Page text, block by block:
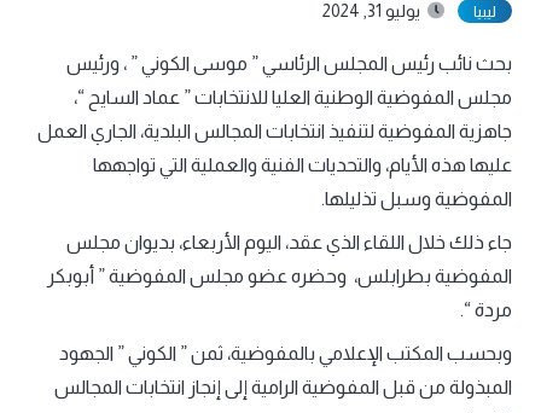
ليبيا يوليو 31, 2024
بحث نائب رئيس المجلس الرئاسي ” موسى الكوني ” ، ورئيس
مجلس المفوضية الوطنية العليا للانتخابات ” عماد السايح “،
جاهزية المفوضية لتنفيذ انتخابات المجالس البلدية، الجاري العمل
عليها هذه الأيام، والتحديات الفنية والعملية التي تواجهها
المفوضية وسبل تذليلها.
جاء ذلك خلال اللقاء الذي عقد، اليوم الأربعاء، بديوان مجلس
المفوضية بطرابلس، وحضره عضو مجلس المفوضية ” أبوبكر
مردة “.
وبحسب المكتب الإعلامي بالمفوضية، ثمن ” الكوني ” الجهود
المبذولة من قبل المفوضية الرامية إلى إنجاز انتخابات المجالس